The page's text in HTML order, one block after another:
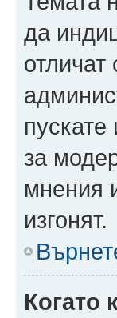
да
за
мнения
изгонят.
Когато